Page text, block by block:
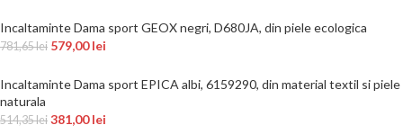
Incaltaminte Dama sport GEOX negri, D680JA, din piele ecologica
781,65lei 579,00lei
Incaltaminte Dama sport EPICA albi, 6159290, din material textil si piele
naturala
514,35lei 381,00lei